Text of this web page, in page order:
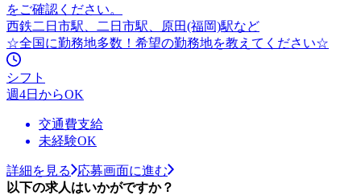
をご確認ください。
西鉄二日市駅、二日市駅、原田(福岡)駅など
☆全国に勤務地多数！希望の勤務地を教えてください☆
シフト
週4日からOK
交通費支給
未経験OK
詳細を見る
応募画面に進む
以下の求人はいかがですか？